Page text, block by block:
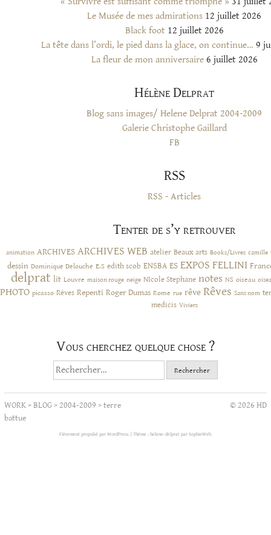
Le Musée de mes admirations 12 juillet 2026
Black foot 12 juillet 2026
La tête dans l’ordi, le pied dans la glace, on continue… 9
La fleur de mon anniversaire 6 juillet 2026
Hélène Delprat
Blog sans images/ Helene Delprat 2004-2009
Galerie Christophe Gaillard
FB
RSS
RSS - Articles
Tenter de s’y retrouver
animation ARCHIVES ARCHIVES WEB atelier Beaux arts Books/Livres camille
dessin Dominique Delouche E.S edith scob ENSBA ES EXPOS FELLINI
delprat lit Louvre maison rouge neige NIcole Stephane notes NS oiseau
PHOTO picasso Rêves Repenti Roger Dumas Rome rue rêve Rêves Sans nom
medicis Viviers
Vous cherchez quelque chose ?
Rechercher :
WORK>BLOG> 2004-2009 >terre
battue
© 2026 HD
Fièrement propulsé par WordPress. Thème : helene-delprat par SophieWeb.